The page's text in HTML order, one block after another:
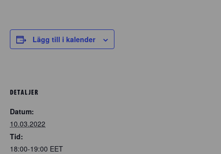
Lägg till i kalender
DETALJER
Datum:
10.03.2022
Tid:
18:00-19:00 EET